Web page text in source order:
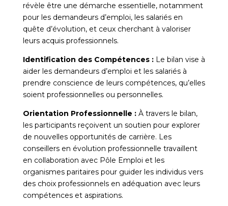
révèle être une démarche essentielle, notamment
pour les demandeurs d’emploi, les salariés en
quête d’évolution, et ceux cherchant à valoriser
leurs acquis professionnels.
Identification des Compétences : Le bilan vise à
aider les demandeurs d’emploi et les salariés à
prendre conscience de leurs compétences, qu’elles
soient professionnelles ou personnelles.
Orientation Professionnelle :À travers le bilan,
les participants reçoivent un soutien pour explorer
de nouvelles opportunités de carrière. Les
conseillers en évolution professionnelle travaillent
en collaboration avec Pôle Emploi et les
organismes paritaires pour guider les individus vers
des choix professionnels en adéquation avec leurs
compétences et aspirations.